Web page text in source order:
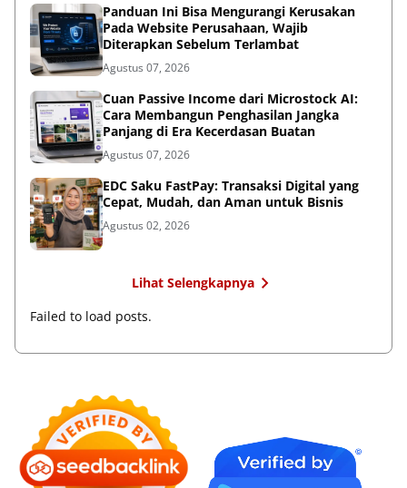
Panduan Ini Bisa Mengurangi Kerusakan
Pada Website Perusahaan, Wajib
Diterapkan Sebelum Terlambat
Agustus 07, 2026
Cuan Passive Income dari Microstock AI:
Cara Membangun Penghasilan Jangka
Panjang di Era Kecerdasan Buatan
Agustus 07, 2026
EDC Saku FastPay: Transaksi Digital yang
Cepat, Mudah, dan Aman untuk Bisnis
Agustus 02, 2026
Lihat Selengkapnya
Failed to load posts.